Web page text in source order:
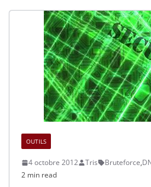
OUTILS
4 octobre 2012 Tris Bruteforce,
2 min read